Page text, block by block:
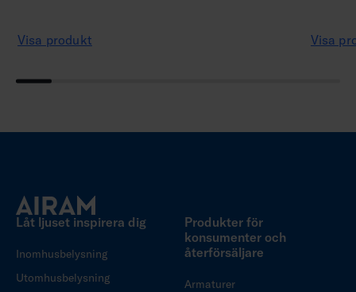
Visa produkt Visa
Låt ljuset inspirera dig
Inomhusbelysning
Utomhusbelysning
Produkter för
konsumenter och
återförsäljare
Armaturer